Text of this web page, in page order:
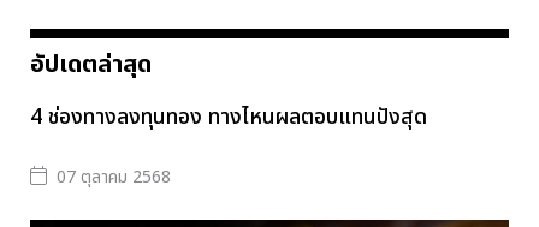
อัปเดตล่าสุด
4 ช่องทางลงทุนทอง ทางไหนผลตอบแทนปังสุด
07 ตุลาคม 2568